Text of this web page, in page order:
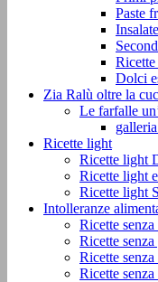
Paste
Dolci
Zia Ralù oltre la
Le farfalle
Ricette light
Ricette light
Ricette light
Ricette light
Intolleranze
Ricette
Ricette
Ricette
Ricette senza